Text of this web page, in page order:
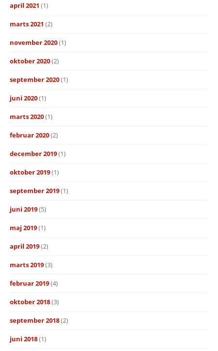
april 2021 (1)
marts 2021 (2)
november 2020(1)
oktober 2020(2)
september 2020(1)
juni 2020(1)
marts 2020(1)
februar 2020(2)
december 2019(1)
oktober 2019(1)
september 2019(1)
juni 2019(5)
maj 2019(1)
april 2019(2)
marts 2019(3)
februar 2019(4)
oktober 2018(3)
september 2018(2)
juni 2018(1)